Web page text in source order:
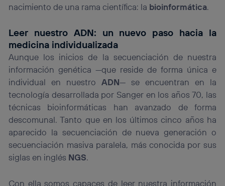
nacimiento de una rama científica: la bioinformática.
Leer nuestro ADN: un nuevo paso hacia la
medicina individualizada
Aunque los inicios de la secuenciación de nuestra
información genética —que reside de forma única e
individual en nuestroADN— se encuentran en la
tecnología desarrollada por Sanger en los años 70, las
técnicas bioinformáticas han avanzado de forma
descomunal. Tanto que en los últimos cinco años ha
aparecido la secuenciación de nueva generación o
secuenciación masiva paralela, más conocida por sus
siglas en inglés NGS.
Con ella somos capaces de leer nuestra información